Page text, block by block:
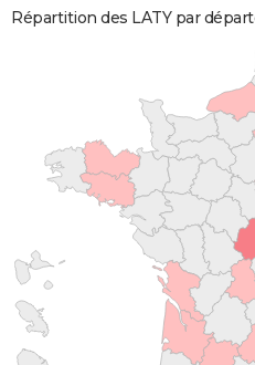
Répartition des LATY par